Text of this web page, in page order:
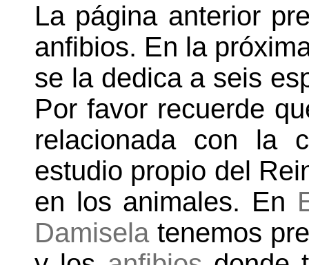
La página anterior
anfibios. En la
se la dedica a seis
Por favor recuerde
relacionada con la
estudio propio del
en los animales. En
Damiselatenemos